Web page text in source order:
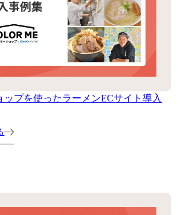
ップを使ったラーメンECサイト導入